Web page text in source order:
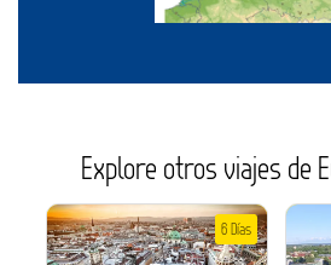
Explore otros viajes de
6 Días